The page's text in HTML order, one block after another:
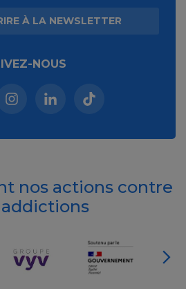
À LA NEWSLETTER
NOUS
(nouvelle fenêtre)
Instagram (nouvelle fenêtre)
Linkedin (nouvelle
Tiktok (nouvelle
nos actions contre
addictions